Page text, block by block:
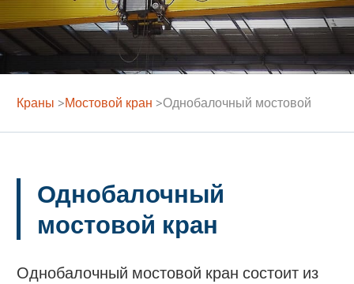
Краны >Мостовой кран >Однобалочный мостовой
Однобалочный
мостовой кран
Однобалочный мостовой кран состоит из